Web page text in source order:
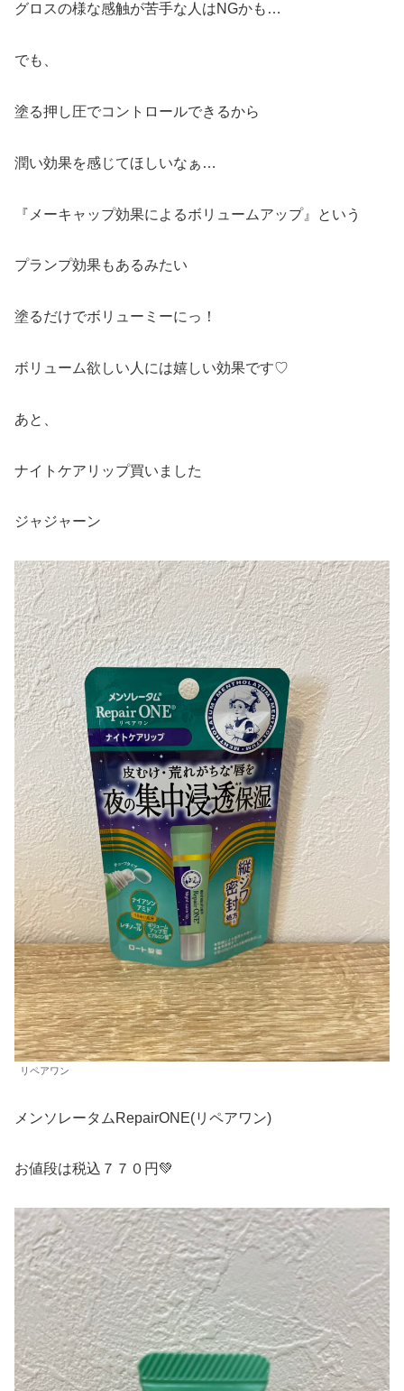
グロスの様な感触が苦手な人はNGかも…
でも、
塗る押し圧でコントロールできるから
潤い効果を感じてほしいなぁ…
『メーキャップ効果によるボリュームアップ』という
プランプ効果もあるみたい
塗るだけでボリューミーにっ！
ボリューム欲しい人には嬉しい効果です♡
あと、
ナイトケアリップ買いました
ジャジャーン
リペアワン
メンソレータムRepairONE(リペアワン)
お値段は税込７７０円💚